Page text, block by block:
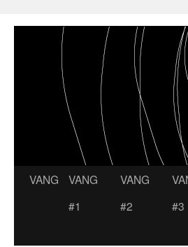
Saltar
VANG
VANG
#1
VANG
#2
#3